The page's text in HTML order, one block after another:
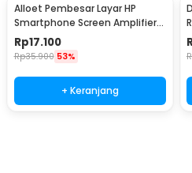
Alloet Pembesar Layar HP
Smartphone Screen Amplifier
10 Inch - SY-11
Rp17.100
Rp35.900 53%
+ Keranjang